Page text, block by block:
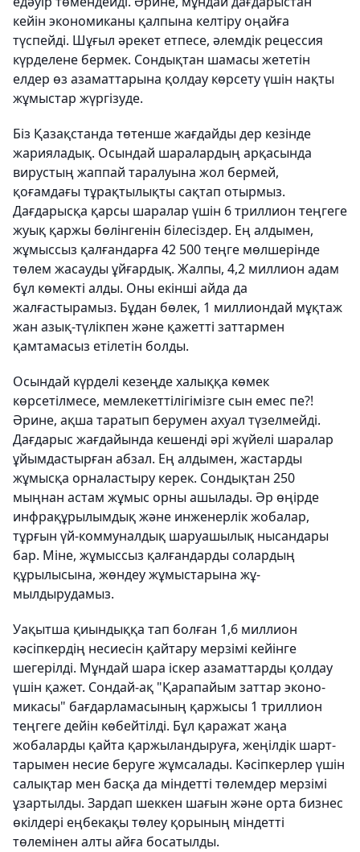
кейін экономиканы қалпына келтіру оңайға
түспейді. Шұғыл әрекет етпесе, әлемдік рецессия
күрделене бермек. Сондықтан шамасы жететін
елдер өз азаматтарына қолдау көрсету үшін нақты
жұмыстар жүргізуде.
Біз Қазақстанда төтенше жағдайды дер кезінде
жарияладық. Осындай шаралардың арқасында
вирустың жаппай таралуына жол бермей,
қоғамдағы тұрақтылықты сақтап отырмыз.
Дағдарысқа қарсы шаралар үшін 6 триллион теңгеге
жуық қаржы бөлінгенін білесіздер. Ең алдымен,
жұмыссыз қалғандарға 42 500 теңге мөлшерінде
төлем жасауды ұйғардық. Жалпы, 4,2 миллион адам
бұл көмекті алды. Оны екінші айда да
жалғастырамыз. Бұдан бөлек, 1 миллиондай мұқтаж
жан азық-түлікпен және қажетті заттармен
қамтамасыз етілетін болды.
Осындай күрделі кезеңде халыққа көмек
көрсетілмесе, мемлекеттілігімізге сын емес пе?!
Әрине, ақша таратып берумен ахуал түзелмейді.
Дағдарыс жағдайында кешенді әрі жүйелі шаралар
ұйымдастырған абзал. Ең алдымен, жастарды
жұмысқа орналастыру керек. Сондықтан 250
мыңнан астам жұмыс орны ашылады. Әр өңірде
инфрақұрылымдық және инженерлік жобалар,
тұрғын үй-коммуналдық шаруашылық нысандары
бар. Міне, жұмыссыз қалғандарды солар­дың
құрылысына, жөндеу жұмыстарына жұ­
мылдырудамыз.
Уақытша қиындыққа тап болған 1,6 миллион
кәсіпкердің несиесін қайтару мерзімі кейінге
шегерілді. Мұндай шара іскер азаматтарды қолдау
үшін қажет. Сондай-ақ "Қарапайым заттар эко­но­
микасы" бағдарламасының қаржысы 1 триллион
теңгеге дейін көбей­тілді. Бұл қаражат жаңа
жобаларды қай­та қаржыландыруға, жеңілдік шарт­
тары­мен несие беруге жұмсалады. Кәсіп­кер­лер үшін
салықтар мен басқа да міндет­ті төлемдер мерзімі
ұзартылды. Зардап шеккен шағын және орта бизнес
өкіл­дері еңбекақы төлеу қорының міндетті
төлемінен алты айға босатылды.